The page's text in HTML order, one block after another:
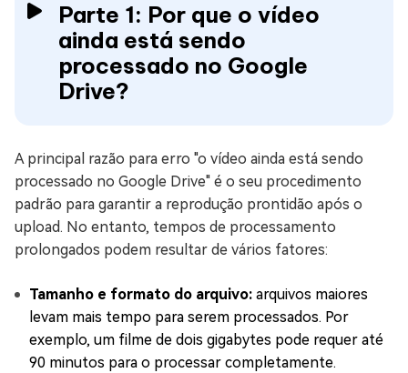
Parte 1: Por que o vídeo
ainda está sendo
processado no Google
Drive?
A principal razão para erro "o vídeo ainda está sendo
processado no Google Drive" é o seu procedimento
padrão para garantir a reprodução prontidão após o
upload. No entanto, tempos de processamento
prolongados podem resultar de vários fatores:
Tamanho e formato do arquivo: arquivos maiores
levam mais tempo para serem processados. Por
exemplo, um filme de dois gigabytes pode requer até
90 minutos para o processar completamente.